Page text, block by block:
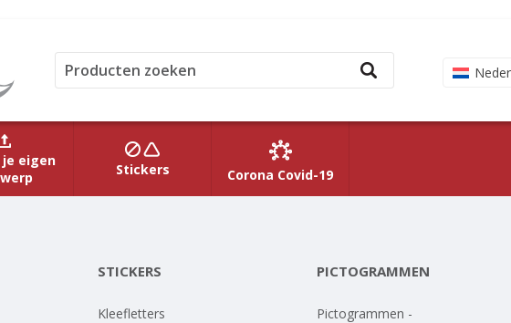
je eigen
Stickers Corona Covid-19
STICKERS
Kleefletters
PICTOGRAMMEN
Pictogrammen -